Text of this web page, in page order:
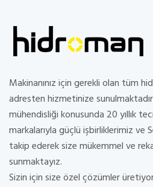
Makinanınız için gerekli olan tüm
adresten hizmetinize
mühendisliği konusunda 20 yıllık
markalarıyla güçlü işbirliklerimiz ve
takip ederek size mükemmel ve
sunmaktayız.
Sizin için size özel çözümler